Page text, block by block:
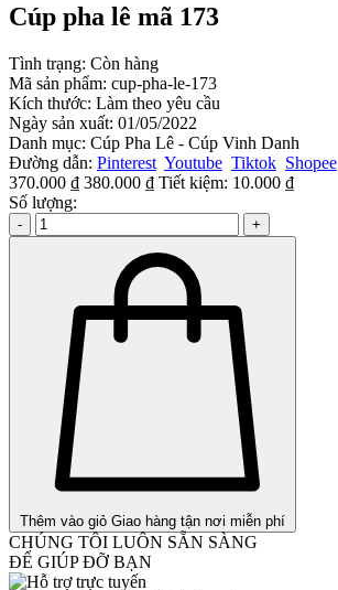
Cúp pha lê mã 173
Tình trạng: Còn hàng
Mã sản phẩm: cup-pha-le-173
Kích thước: Làm theo yêu cầu
Ngày sản xuất: 01/05/2022
Danh mục: Cúp Pha Lê - Cúp Vinh Danh
Đường dẫn: Pinterest Youtube Tiktok Shopee
370.000 ₫ 380.000 ₫ Tiết kiệm: 10.000 ₫
Số lượng:
- +
Thêm vào giỏ Giao hàng tận nơi miễn phí
CHÚNG TÔI LUÔN SẴN SÀNG
ĐỂ GIÚP ĐỠ BẠN